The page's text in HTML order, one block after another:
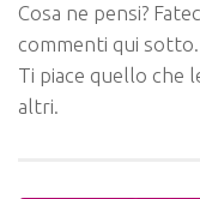
Cosa ne pensi?
commenti qui sotto.
Ti piace quello che
altri.